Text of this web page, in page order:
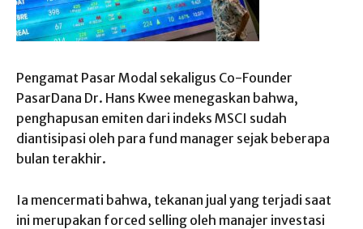
Pengamat Pasar Modal sekaligus Co-Founder
PasarDana Dr. Hans Kwee menegaskan bahwa,
penghapusan emiten dari indeks MSCI sudah
diantisipasi oleh para fund manager sejak beberapa
bulan terakhir.
Ia mencermati bahwa, tekanan jual yang terjadi saat
ini merupakan forced selling oleh manajer investasi